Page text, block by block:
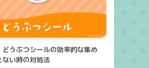
どうぶつシールの効率的な集め
ない時の対処法